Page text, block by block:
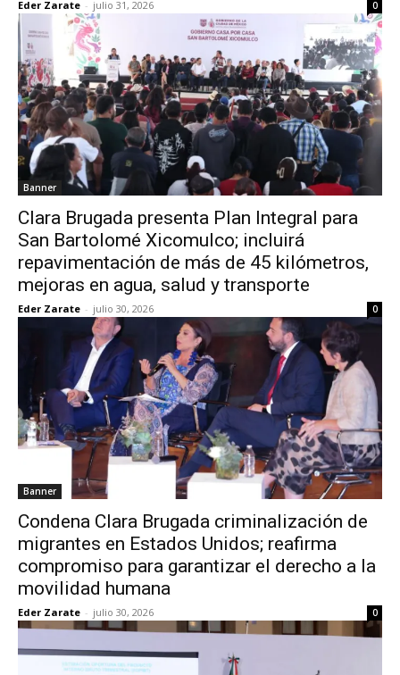
Eder Zarate - julio 31, 2026 0
Banner
Clara Brugada presenta Plan Integral para
San Bartolomé Xicomulco; incluirá
repavimentación de más de 45 kilómetros,
mejoras en agua, salud y transporte
Eder Zarate - julio 30, 2026 0
Banner
Condena Clara Brugada criminalización de
migrantes en Estados Unidos; reafirma
compromiso para garantizar el derecho a la
movilidad humana
Eder Zarate - julio 30, 2026 0